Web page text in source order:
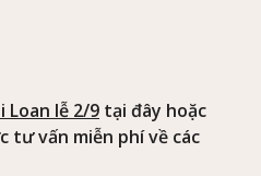
Loan lễ 2/9 tại đây hoặc
tư vấn miễn phí về các